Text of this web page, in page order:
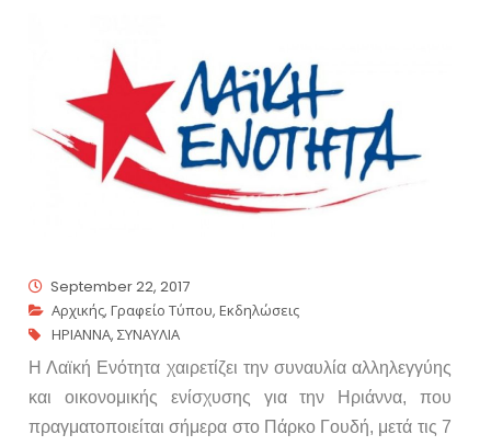
September 22, 2017
Αρχικής,Γραφείο Τύπου,Εκδηλώσεις
ΗΡΙΑΝΝΑ,ΣΥΝΑΥΛΙΑ
Η Λαϊκή Ενότητα χαιρετίζει την συναυλία αλληλεγγύης
και οικονομικής ενίσχυσης για την Ηριάννα, που
πραγματοποιείται σήμερα στο Πάρκο Γουδή, μετά τις 7